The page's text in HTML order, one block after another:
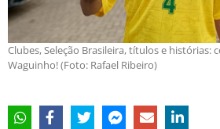
Clubes, Seleção Brasileira, títulos e histórias:
Waguinho! (Foto: Rafael Ribeiro)